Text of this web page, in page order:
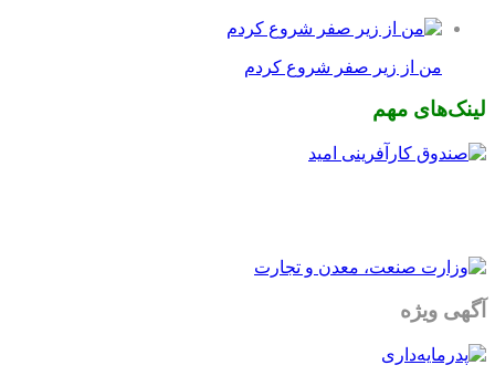
من از زیر صفر شروع کردم
لینک‌های مهم
آگهی ویژه